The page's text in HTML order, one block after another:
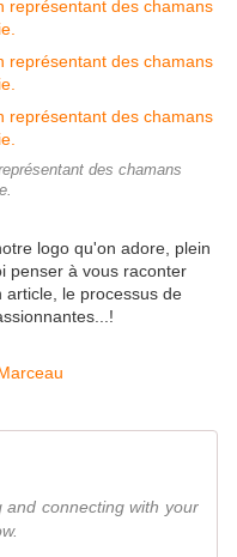
des chamans
logo qu'on adore, plein
penser à vous raconter
article, le processus de
connecting with your